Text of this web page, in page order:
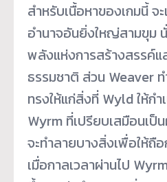
สำหรับเนื้อหาของเกมนี้ จ
อำนาจอันยิ่งใหญ่สามขุม
พลังแห่งการสร้างสรรค์แ
ธรรมชาติ ส่วน Weaver
ทรงให้แก่สิ่งที่ Wyld ให้ก
Wyrm ที่เปรียบเสมือนเ
จะทำลายบางสิ่งเพื่อให้ถื
เมื่อกาลเวลาผ่านไป